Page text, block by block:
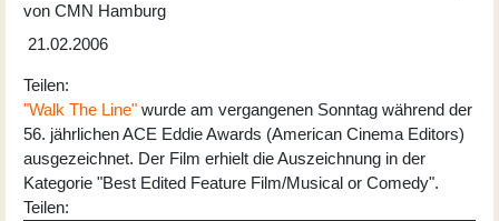
von CMN Hamburg
21.02.2006
Teilen:
"Walk The Line" wurde am vergangenen Sonntag während der
56. jährlichen ACE Eddie Awards (American Cinema Editors)
ausgezeichnet. Der Film erhielt die Auszeichnung in der
Kategorie "Best Edited Feature Film/Musical or Comedy".
Teilen: